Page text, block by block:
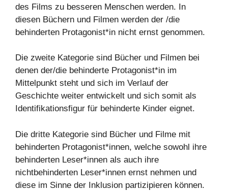
des Films zu besseren Menschen werden. In
diesen Büchern und Filmen werden der /die
behinderten Protagonist*in nicht ernst genommen.
Die zweite Kategorie sind Bücher und Filmen bei
denen der/die behinderte Protagonist*in im
Mittelpunkt steht und sich im Verlauf der
Geschichte weiter entwickelt und sich somit als
Identifikationsfigur für behinderte Kinder eignet.
Die dritte Kategorie sind Bücher und Filme mit
behinderten Protagonist*innen, welche sowohl ihre
behinderten Leser*innen als auch ihre
nichtbehinderten Leser*innen ernst nehmen und
diese im Sinne der Inklusion partizipieren können.